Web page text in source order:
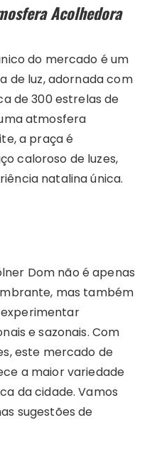
Acolhedora
do mercado é um
de luz, adornada com
de 300 estrelas de
atmosfera
a praça é
caloroso de luzes,
natalina única.
Dom não é apenas
mas também
e sazonais. Com
este mercado de
a maior variedade
da cidade. Vamos
sugestões de